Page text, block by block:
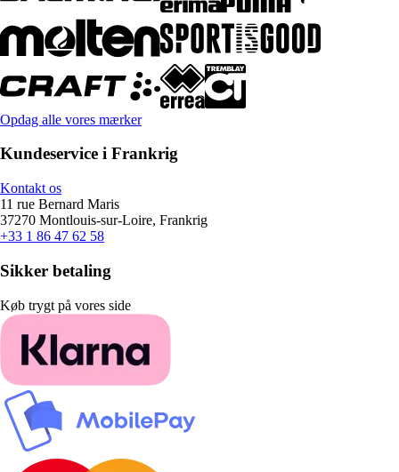
Opdag alle vores mærker
Kundeservice i Frankrig
Kontakt os
11 rue Bernard Maris
37270 Montlouis-sur-Loire, Frankrig
+33 1 86 47 62 58
Sikker betaling
Køb trygt på vores side